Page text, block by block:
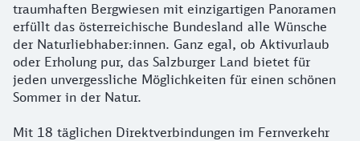
traumhaften Bergwiesen mit einzigartigen Panoramen
erfüllt das österreichische Bundesland alle Wünsche
der Naturliebhaber:innen. Ganz egal, ob Aktivurlaub
oder Erholung pur, das Salzburger Land bietet für
jeden unvergessliche Möglichkeiten für einen schönen
Sommer in der Natur.
Mit 18 täglichen Direktverbindungen im Fernverkehr